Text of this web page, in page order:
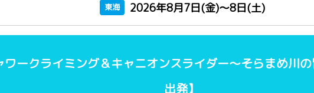
東海
2026年8月7日(金)～8日(土)
ワークライミング＆キャニオンスライダー～そらまめ川
出発】